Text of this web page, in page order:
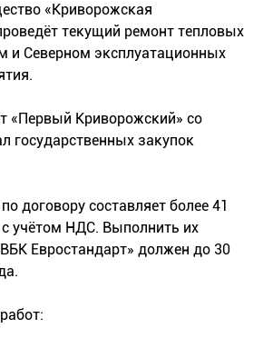
«Криворожская
текущий ремонт тепловых
и Северном эксплуатационных
«Первый Криворожский» со
государственных закупок
договору составляет более 41
учётом НДС. Выполнить их
Евростандарт» должен до 30